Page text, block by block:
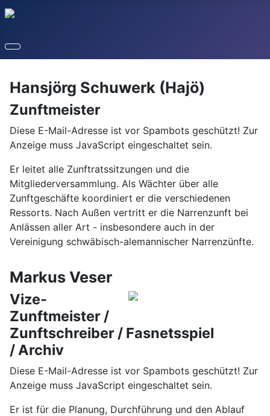
Hansjörg Schuwerk (Hajö)
Zunftmeister
Diese E-Mail-Adresse ist vor Spambots geschützt! Zur
Anzeige muss JavaScript eingeschaltet sein.
Er leitet alle Zunftratssitzungen und die
Mitgliederversammlung. Als Wächter über alle
Zunftgeschäfte koordiniert er die verschiedenen
Ressorts. Nach Außen vertritt er die Narrenzunft bei
Anlässen aller Art - insbesondere auch in der
Vereinigung schwäbisch-alemannischer Narrenzünfte.
Markus Veser
Vize-
Zunftmeister /
Zunftschreiber / Fasnetsspiel
/ Archiv
Diese E-Mail-Adresse ist vor Spambots geschützt! Zur
Anzeige muss JavaScript eingeschaltet sein.
Er ist für die Planung, Durchführung und den Ablauf